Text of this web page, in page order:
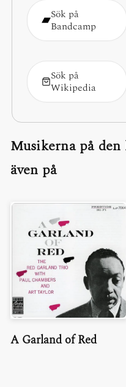
Sök på
Bandcamp
Sök på
Wikipedia
Musikerna på
även på
A Garland of Red